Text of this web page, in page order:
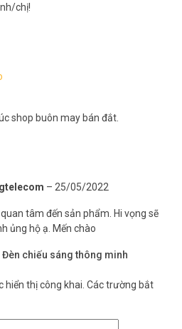
chị!
shop buôn may bán đắt.
– 25/05/2022
tâm đến sản phẩm. Hi vọng sẽ
ủng hộ ạ. Mến chào
Đèn chiếu sáng thông minh
hiển thị công khai. Các trường bắt